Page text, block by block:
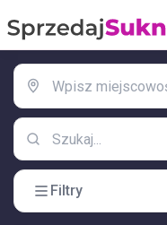
Filtry